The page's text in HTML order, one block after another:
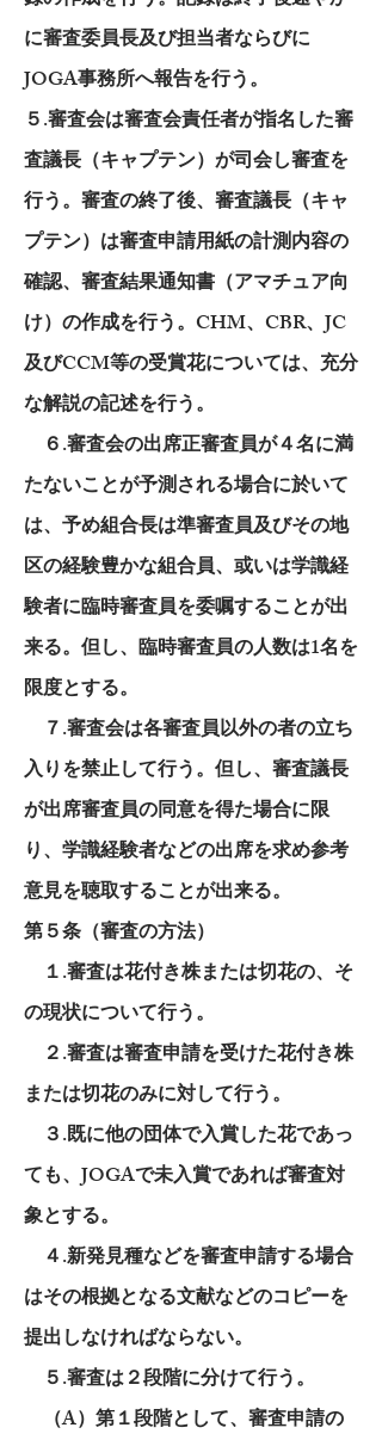
に審査委員長及び担当者ならびに
JOGA事務所へ報告を行う。
５.審査会は審査会責任者が指名した審
査議長（キャプテン）が司会し審査を
行う。審査の終了後、審査議長（キャ
プテン）は審査申請用紙の計測内容の
確認、審査結果通知書（アマチュア向
け）の作成を行う。CHM、CBR、JC
及びCCM等の受賞花については、充分
な解説の記述を行う。
６.審査会の出席正審査員が４名に満
たないことが予測される場合に於いて
は、予め組合長は準審査員及びその地
区の経験豊かな組合員、或いは学識経
験者に臨時審査員を委嘱することが出
来る。但し、臨時審査員の人数は1名を
限度とする。
７.審査会は各審査員以外の者の立ち
入りを禁止して行う。但し、審査議長
が出席審査員の同意を得た場合に限
り、学識経験者などの出席を求め参考
意見を聴取することが出来る。
第５条（審査の方法）
１.審査は花付き株または切花の、そ
の現状について行う。
２.審査は審査申請を受けた花付き株
または切花のみに対して行う。
３.既に他の団体で入賞した花であっ
ても、JOGAで未入賞であれば審査対
象とする。
４.新発見種などを審査申請する場合
はその根拠となる文献などのコピーを
提出しなければならない。
５.審査は２段階に分けて行う。
（A）第１段階として、審査申請の